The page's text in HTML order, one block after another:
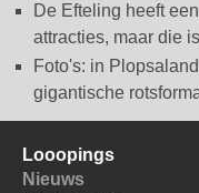
De Efteling heeft
attracties, maar die
Foto's: in
gigantische
Looopings
Nieuws